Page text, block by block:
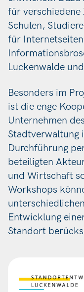
für
Schulen,
für
Luckenwalde
Besonders im
ist die enge
Unternehmen
Stadtverwaltung
Durchführung
beteiligten
und Wirtschaft
Workshops
Entwicklung
Standort